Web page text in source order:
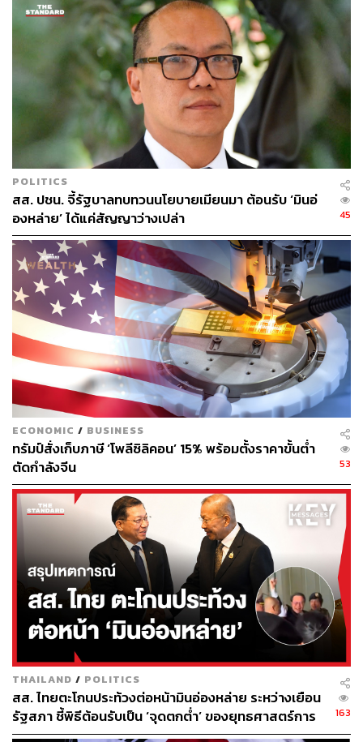
149
ABOUT THE AUTHOR
THE STANDARD TEAM
กองบรรณาธิการ THE STANDARD
ABOUT THE PHOTOGRAPHER
ช่างภาพข่าว ประจำสำนักข่าว THE
STANDARD
ABOUT THE PHOTOGRAPHER
ณาฌารัฐ ภักดีอาสา
ช่างภาพข่าว ประจำสำนักข่าว THE
STANDARD
POLITICS
สส. ปชน. จี้รัฐบาลทบทวนนโยบายเมียนมา ต้อนรับ ‘มินอ่
องหล่าย’ ได้แค่สัญญาว่างเปล่า
45
ECONOMIC / BUSINESS
ทรัมป์สั่งเก็บภาษี ‘โพลีซิลิคอน’ 15% พร้อมตั้งราคาขั้นต่ำ
ตัดกำลังจีน
53
THAILAND / POLITICS
สส. ไทยตะโกนประท้วงต่อหน้ามินอ่องหล่าย ระหว่างเยือน
รัฐสภา ชี้พิธีต้อนรับเป็น ‘จุดตกต่ำ’ ของยุทธศาสตร์การ
ทูตไทย
163